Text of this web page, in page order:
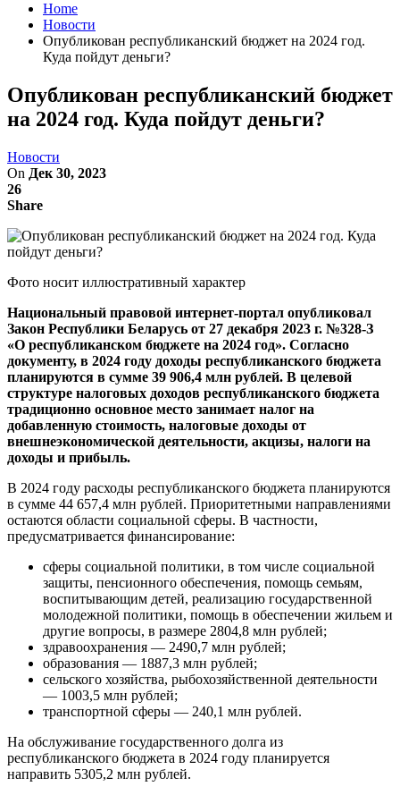
Home
Новости
Опубликован республиканский бюджет на 2024 год.
Куда пойдут деньги?
Опубликован республиканский бюджет
на 2024 год. Куда пойдут деньги?
Новости
On Дек 30, 2023
26
Share
Фото носит иллюстративный характер
Национальный правовой интернет-портал опубликовал
Закон Республики Беларусь от 27 декабря 2023 г. №328-З
«О республиканском бюджете на 2024 год». Согласно
документу, в 2024 году доходы республиканского бюджета
планируются в сумме 39 906,4 млн рублей. В целевой
структуре налоговых доходов республиканского бюджета
традиционно основное место занимает налог на
добавленную стоимость, налоговые доходы от
внешнеэкономической деятельности, акцизы, налоги на
доходы и прибыль.
В 2024 году расходы республиканского бюджета планируются
в сумме 44 657,4 млн рублей. Приоритетными направлениями
остаются области социальной сферы. В частности,
предусматривается финансирование:
сферы социальной политики, в том числе социальной
защиты, пенсионного обеспечения, помощь семьям,
воспитывающим детей, реализацию государственной
молодежной политики, помощь в обеспечении жильем и
другие вопросы, в размере 2804,8 млн рублей;
здравоохранения — 2490,7 млн рублей;
образования — 1887,3 млн рублей;
сельского хозяйства, рыбохозяйственной деятельности
— 1003,5 млн рублей;
транспортной сферы — 240,1 млн рублей.
На обслуживание государственного долга из
республиканского бюджета в 2024 году планируется
направить 5305,2 млн рублей.